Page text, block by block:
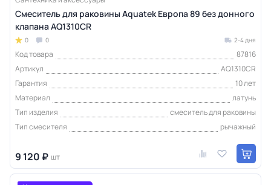
Смеситель для раковины Aquatek Европа 89 без донного
клапана AQ1310CR
0 0 2-4 дня
Код товара
87816
Артикул
AQ1310CR
Гарантия
10 лет
Материал
латунь
Тип изделия
смеситель для раковины
Тип смесителя
рычажный
9 120 ₽ шт